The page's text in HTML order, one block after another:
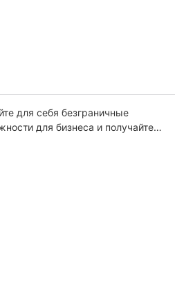
для себя безграничные
для бизнеса и получайте